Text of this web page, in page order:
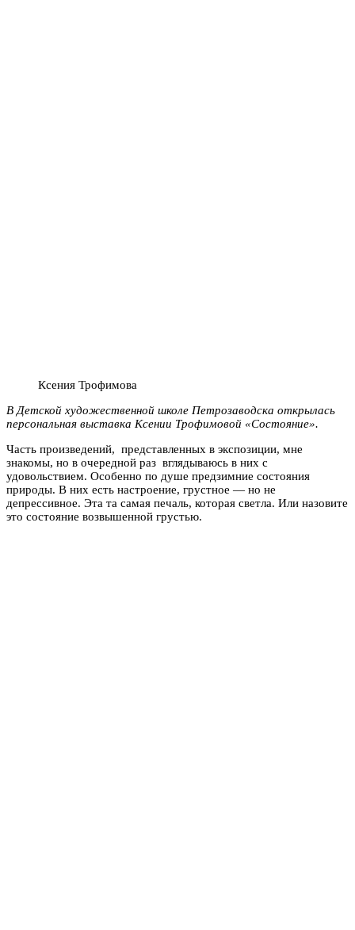
Ксения Трофимова
В Детской художественной школе Петрозаводска открылась
персональная выставка Ксении Трофимовой «Состояние».
Часть произведений, представленных в экспозиции, мне
знакомы, но в очередной раз вглядываюсь в них с
удовольствием. Особенно по душе предзимние состояния
природы. В них есть настроение, грустное — но не
депрессивное. Эта та самая печаль, которая светла. Или назовите
это состояние возвышенной грустью.